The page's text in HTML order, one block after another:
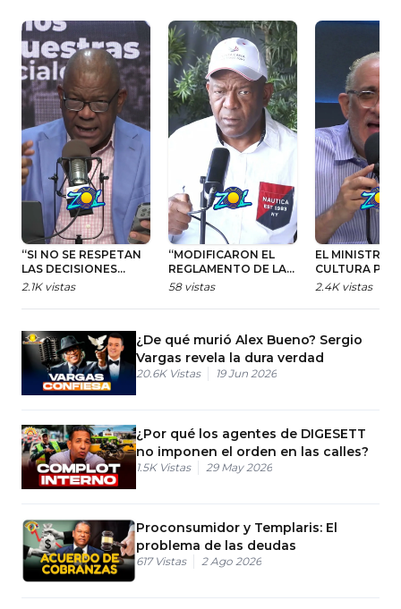
“SI NO SE RESPETAN
LAS DECISIONES
JUDICIALES, AQUÍ NO
DERECHO”
2.1K vistas
“MODIFICARON EL
REGLAMENTO DE LA
CÁMARA DE CUENTAS
BONO”
58 vistas
EL MINISTRO
CULTURA
HUEVO DEL
DE MADRID
2.4K vistas
¿De qué murió Alex Bueno? Sergio
Vargas revela la dura verdad
20.6K Vistas 19 Jun 2026
¿Por qué los agentes de DIGESETT
no imponen el orden en las calles?
1.5K Vistas 29 May 2026
Proconsumidor y Templaris: El
problema de las deudas
617 Vistas 2 Ago 2026